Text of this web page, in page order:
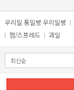
우리밀 통밀빵 우리밀빵
잼/스프레드
과일